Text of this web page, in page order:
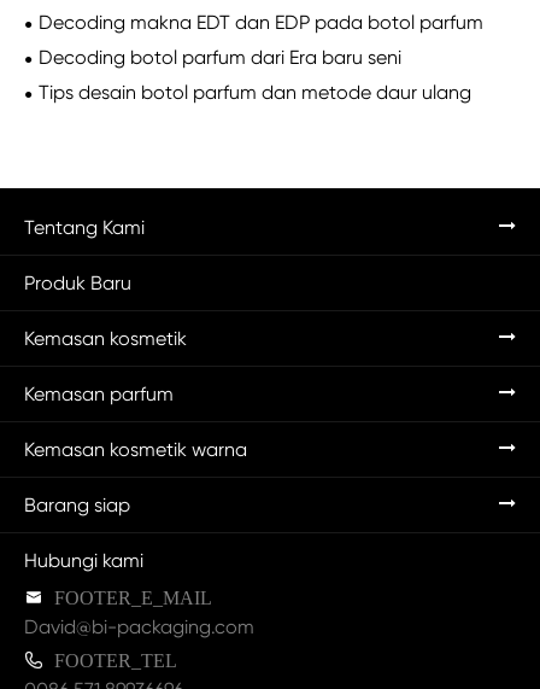
Decoding makna EDT dan EDP pada botol parfum
Decoding botol parfum dari Era baru seni
Tips desain botol parfum dan metode daur ulang
Tentang Kami
Produk Baru
Kemasan kosmetik
Kemasan parfum
Kemasan kosmetik warna
Barang siap
Hubungi kami
 FOOTER_E_MAIL
David@bi-packaging.com
 FOOTER_TEL